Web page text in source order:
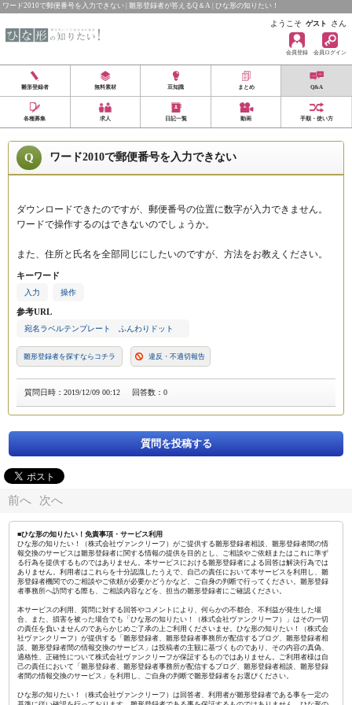
ワード2010で郵便番号を入力できない | 雛形登録者が答えるQ＆A | ひな形の知りたい！
ようこそ ゲスト さん
会員登録 会員ログイン
雛形登録者 無料素材 豆知識 まとめ Q&A
各種募集 求人 日記一覧 動画 手順・使い方
Q ワード2010で郵便番号を入力できない
ダウンロードできたのですが、郵便番号の位置に数字が入力できません。
ワードで操作するのはできないのでしょうか。
また、住所と氏名を全部同じにしたいのですが、方法をお教えください。
キーワード
入力 操作
参考URL
宛名ラベルテンプレート ふんわりドット
雛形登録者を探すならコチラ 違反・不適切報告
質問日時：2019/12/09 00:12 回答数：0
質問を投稿する
前へ 次へ
■ひな形の知りたい！免責事項・サービス利用
ひな形の知りたい！（株式会社ヴァンクリーフ）がご提供する雛形登録者相談、雛形登録者間の情
報交換のサービスは雛形登録者に関する情報の提供を目的とし、ご相談やご依頼またはこれに準ず
る行為を提供するものではありません。本サービスにおける雛形登録者による回答は解決行為では
ありません。利用者はこれらを十分認識したうえで、自己の責任において本サービスを利用し、雛
形登録者機関でのご相談やご依頼が必要かどうかなど、ご自身の判断で行ってください。雛形登録
者事務所へ訪問する際も、ご相談内容などを、担当の雛形登録者にご確認ください。
本サービスの利用、質問に対する回答やコメントにより、何らかの不都合、不利益が発生した場
合、また、損害を被った場合でも「ひな形の知りたい！（株式会社ヴァンクリーフ）」はその一切
の責任を負いませんのであらかじめご了承の上ご利用くださいませ。ひな形の知りたい！（株式会
社ヴァンクリーフ）が提供する「雛形登録者、雛形登録者事務所が配信するブログ、雛形登録者相
談、雛形登録者間の情報交換のサービス」は投稿者の主観に基づくものであり、その内容の真偽、
適格性、正確性について株式会社ヴァンクリーフが保証するものではありません。ご利用者様は自
己の責任において「雛形登録者、雛形登録者事務所が配信するブログ、雛形登録者相談、雛形登録
者間の情報交換のサービス」を利用し、ご自身の判断で雛形登録者をお選びください。
ひな形の知りたい！（株式会社ヴァンクリーフ）は回答者、利用者が雛形登録者である事を一定の